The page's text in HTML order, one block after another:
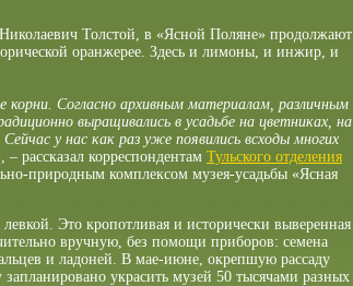
Толстой, в «Ясной Поляне» продолжают
оранжерее. Здесь и лимоны, и инжир, и
Согласно архивным материалам, различным
выращивались в усадьбе на цветниках, на
у нас как раз уже появились всходы многих
, – рассказал корреспондентам Тульского отделения
природным комплексом музея-усадьбы «Ясная
Это кропотливая и исторически выверенная
вручную, без помощи приборов: семена
и ладоней. В мае-июне, окрепшую рассаду
украсить музей 50 тысячами разных